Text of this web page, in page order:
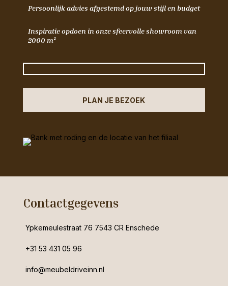
Persoonlijk advies afgestemd op jouw stijl en budget
Inspiratie opdoen in onze sfeervolle showroom van
2000 m²
PLAN JE BEZOEK
Contactgegevens
Ypkemeulestraat 76 7543 CR Enschede
+31 53 431 05 96
info@meubeldriveinn.nl